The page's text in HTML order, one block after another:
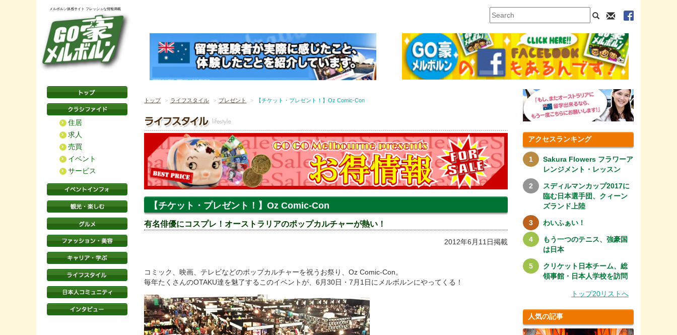
メルボルン体感サイト フレッシュな情報満載
住居
求人
売買
イベント
サービス
トップ ライフスタイル プレゼント 【チケット・プレゼント！】Oz Comic-Con
【チケット・プレゼント！】Oz Comic-Con
有名俳優にコスプレ！オーストラリアのポップカルチャーが熱い！
2012年6月11日掲載
コミック、映画、テレビなどのポップカルチャーを祝うお祭り、Oz Comic-Con。
毎年たくさんのOTAKU達を魅了するこのイベントが、6月30日・7月1日にメルボルンにやってくる！
アクセスランキング
Sakura Flowers フラワーア
レンジメント・レッスン
スディルマンカップ2017に
臨む日本選手団、クィーン
ズランド上陸
わいふぁい！
もう一つのテニス、強豪国
は日本
クリケット日本チーム、総
領事館・日本人学校を訪問
トップ20リストへ
人気の記事